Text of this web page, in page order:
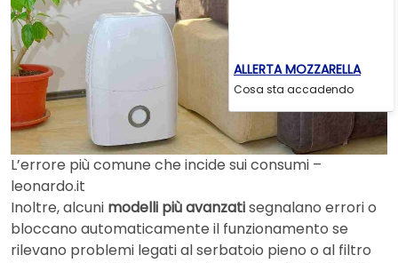
L’errore più comune che incide sui consumi –
leonardo.it
Inoltre, alcuni modelli più avanzatisegnalano errori o
bloccano automaticamente il funzionamento se
rilevano problemi legati al serbatoio pieno o al filtro
ALLERTA MOZZARELLA
Cosa sta accadendo